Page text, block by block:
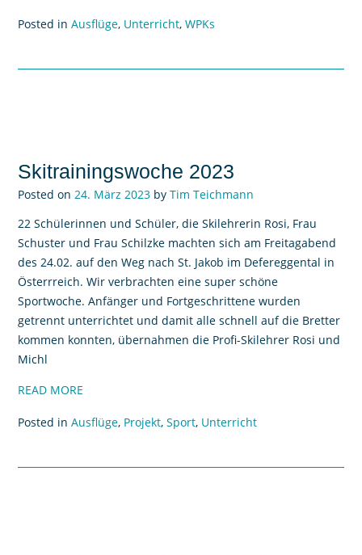
Posted in Ausflüge, Unterricht, WPKs
Skitrainingswoche 2023
Posted on 24. März 2023 by Tim Teichmann
22 Schülerinnen und Schüler, die Skilehrerin Rosi, Frau
Schuster und Frau Schilzke machten sich am Freitagabend
des 24.02. auf den Weg nach St. Jakob im Defereggental in
Österrreich. Wir verbrachten eine super schöne
Sportwoche. Anfänger und Fortgeschrittene wurden
getrennt unterrichtet und damit alle schnell auf die Bretter
kommen konnten, übernahmen die Profi-Skilehrer Rosi und
Michl
READ MORE
Posted in Ausflüge, Projekt, Sport, Unterricht